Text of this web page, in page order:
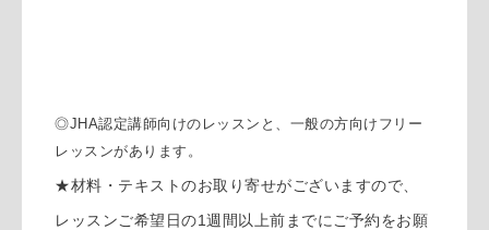
◎JHA認定講師向けのレッスンと、一般の方向けフリー
レッスンがあります。
★材料・テキストのお取り寄せがございますので、
レッスンご希望日の1週間以上前までにご予約をお願